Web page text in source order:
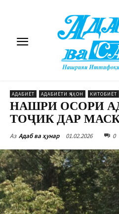
АДАБИЁТ АДАБИЁТИ ҶАҲОН КИТОБИЁТ
НАШРИ ОСОРИ
ТОҶИК ДАР
Аз Адаб ва ҳунар 01.02.2026 0